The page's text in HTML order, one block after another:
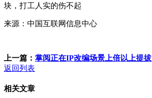
块，打工人实的伤不起
来源：中国互联网信息中心
上一篇： 掌阅正在IP改编场景上倍以上提拔
返回列表
相关文章